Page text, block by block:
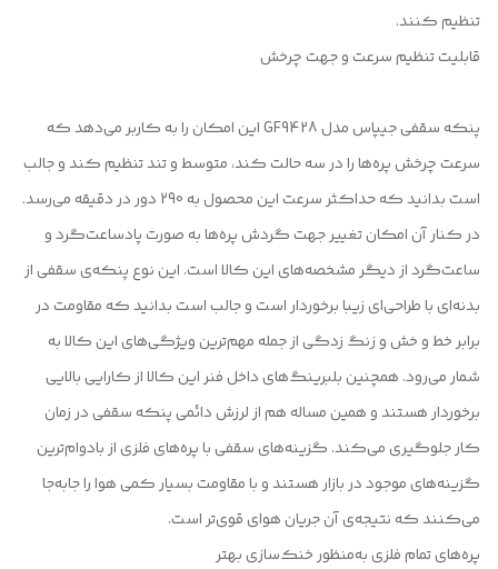
تنظیم کنند.
قابلیت تنظیم سرعت و جهت چرخش
پنکه سقفی جیپاس مدل GF9428 این امکان را به کاربر می‌دهد که
سرعت چرخش پره‌ها را در سه حالت کند، متوسط و تند تنظیم کند و جالب
است بدانید که حداکثر سرعت این محصول به 290 دور در دقیقه می‌رسد.
در کنار آن امکان تغییر جهت گردش پره‌ها به صورت پادساعت‌گرد و
ساعت‌گرد از دیگر مشخصه‌های این کالا است. این نوع پنکه‌ی سقفی از
بدنه‌ای با طراحی‌ای زیبا برخوردار است و جالب است بدانید که مقاومت در
برابر خط و خش و زنگ زدگی از جمله مهم‌ترین ویژگی‌های این کالا به
شمار می‌رود. همچنین بلبرینگ‌های داخل فنر این کالا از کارایی بالایی
برخوردار هستند و همین مساله هم از لرزش دائمی پنکه سقفی در زمان
کار جلوگیری می‌کند. گزینه‌های سقفی با پره‌های فلزی از بادوام‌ترین
گزینه‌های موجود در بازار هستند و با مقاومت بسیار کمی هوا را جابه‌جا
می‌کنند که نتیجه‌ی آن جریان هوای قوی‌تر است.
پره‌های تمام فلزی به‌منظور خنک‌سازی بهتر